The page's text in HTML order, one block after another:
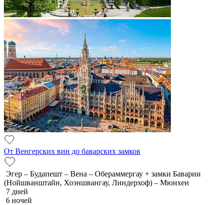
От Венгерских вин до баварских замков
Эгер – Будапешт – Вена – Обераммергау + замки Баварии
(Нойшванштайн, Хоэншвангау, Линдерхоф) – Мюнхен
7 дней
6 ночей